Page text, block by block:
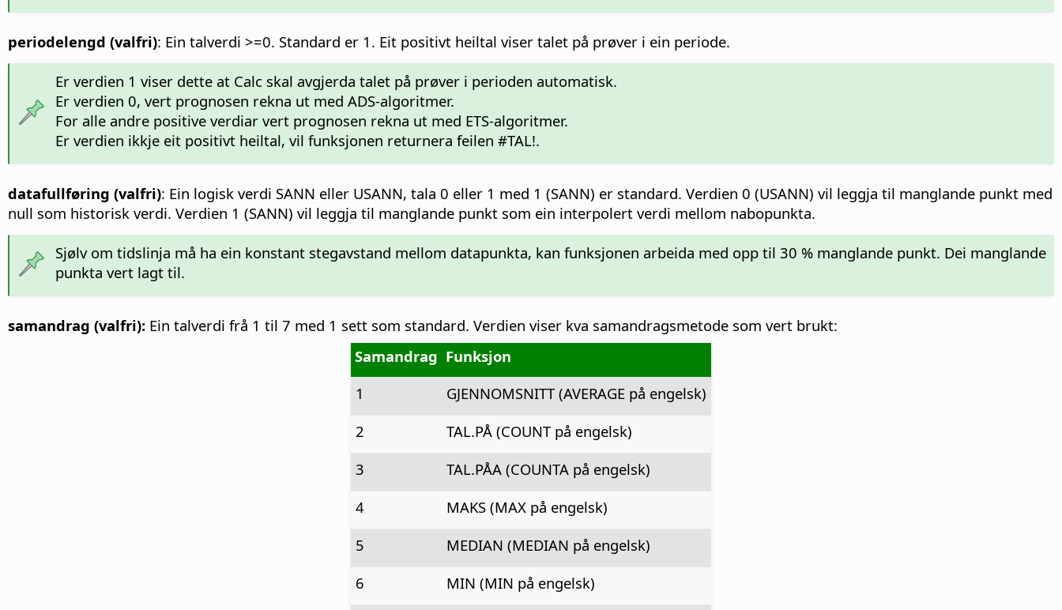
periodelengd (valfri): Ein talverdi >=0. Standard er 1. Eit positivt heiltal viser talet på prøver i ein periode.
Er verdien 1 viser dette at Calc skal avgjerda talet på prøver i perioden automatisk.
Er verdien 0, vert prognosen rekna ut med ADS-algoritmer.
For alle andre positive verdiar vert prognosen rekna ut med ETS-algoritmer.
Er verdien ikkje eit positivt heiltal, vil funksjonen returnera feilen #TAL!.
datafullføring (valfri): Ein logisk verdi SANN eller USANN, tala 0 eller 1 med 1 (SANN) er standard. Verdien 0 (USANN) vil leggja til manglande punkt med
null som historisk verdi. Verdien 1 (SANN) vil leggja til manglande punkt som ein interpolert verdi mellom nabopunkta.
Sjølv om tidslinja må ha ein konstant stegavstand mellom datapunkta, kan funksjonen arbeida med opp til 30 % manglande punkt. Dei manglande
punkta vert lagt til.
samandrag (valfri): Ein talverdi frå 1 til 7 med 1 sett som standard. Verdien viser kva samandragsmetode som vert brukt:
Samandrag Funksjon
1
GJENNOMSNITT (AVERAGE på engelsk)
2
TAL.PÅ (COUNT på engelsk)
3
TAL.PÅA (COUNTA på engelsk)
4
MAKS (MAX på engelsk)
5
MEDIAN (MEDIAN på engelsk)
6
MIN (MIN på engelsk)